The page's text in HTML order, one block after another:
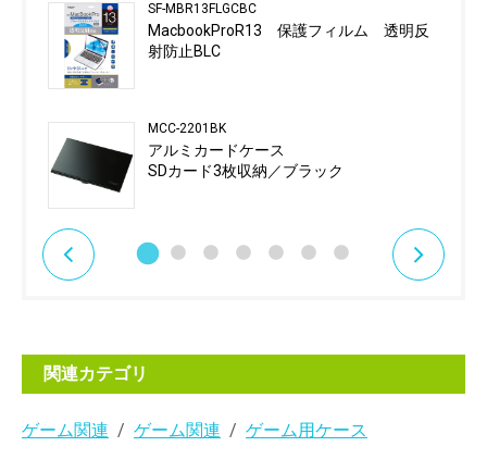
SF-MBR13FLGCBC
MacbookProR13 保護フィルム 透明反
射防止BLC
MCC-2201BK
アルミカードケース
SDカード3枚収納／ブラック
関連カテゴリ
ゲーム関連 ゲーム関連 ゲーム用ケース